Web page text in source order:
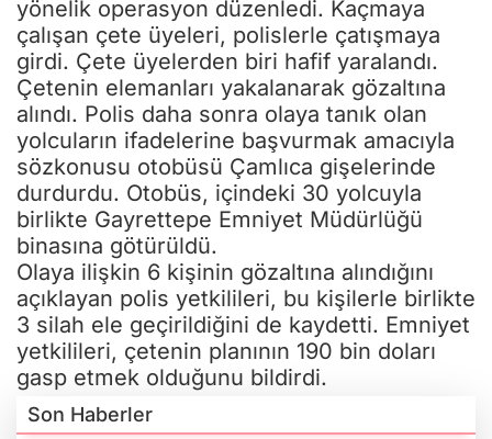
yönelik operasyon düzenledi. Kaçmaya
çalışan çete üyeleri, polislerle çatışmaya
girdi. Çete üyelerden biri hafif yaralandı.
Çetenin elemanları yakalanarak gözaltına
alındı. Polis daha sonra olaya tanık olan
yolcuların ifadelerine başvurmak amacıyla
sözkonusu otobüsü Çamlıca gişelerinde
durdurdu. Otobüs, içindeki 30 yolcuyla
birlikte Gayrettepe Emniyet Müdürlüğü
binasına götürüldü.
Olaya ilişkin 6 kişinin gözaltına alındığını
açıklayan polis yetkilileri, bu kişilerle birlikte
3 silah ele geçirildiğini de kaydetti. Emniyet
yetkilileri, çetenin planının 190 bin doları
gasp etmek olduğunu bildirdi.
Son Haberler